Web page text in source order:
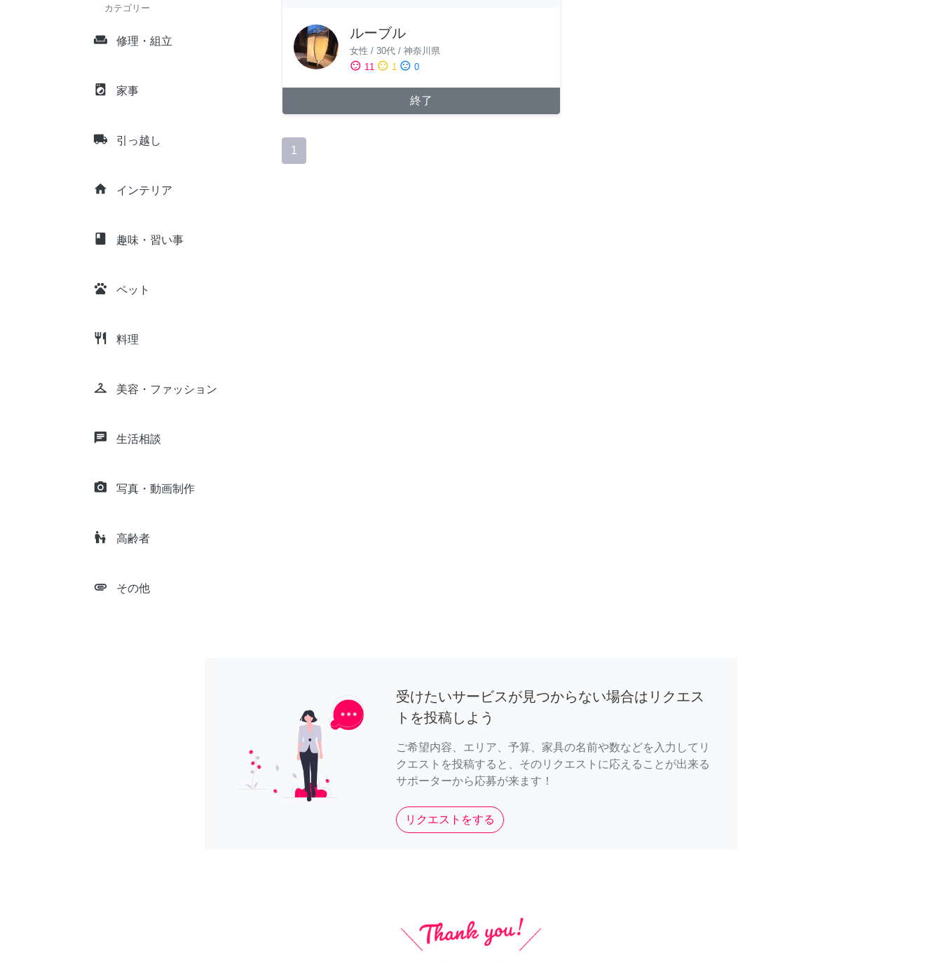
カテゴリー
weekend 修理・組立
local_laundry_service 家事
local_shipping 引っ越し
home インテリア
class 趣味・習い事
pets ペット
restaurant 料理
checkroom 美容・ファッション
chat 生活相談
camera_alt 写真・動画制作
escalator_warning 高齢者
attachment その他
ルーブル
女性 / 30代 / 神奈川県
sentiment_satisfied 11 sentiment_neutral 1 sentiment_dissatisfied 0
終了
1
受けたいサービスが見つからない場合はリクエス
トを投稿しよう
ご希望内容、エリア、予算、家具の名前や数などを入力してリ
クエストを投稿すると、そのリクエストに応えることが出来る
サポーターから応募が来ます！
リクエストをする